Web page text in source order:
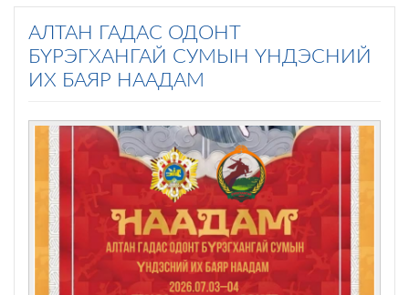
АЛТАН ГАДАС ОДОНТ
БҮРЭГХАНГАЙ СУМЫН ҮНДЭСНИЙ
ИХ БАЯР НААДАМ